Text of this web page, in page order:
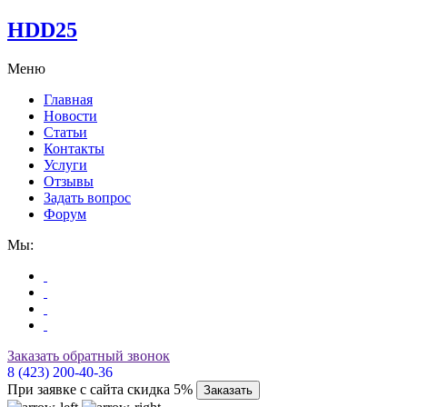
HDD25
Меню
Главная
Новости
Статьи
Контакты
Услуги
Отзывы
Задать вопрос
Форум
Мы:
Заказать обратный звонок
8 (423) 200-40-36
При заявке с сайта скидка 5%
Заказать